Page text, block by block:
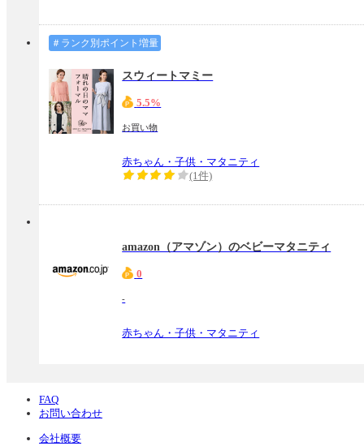
＃ランク別ポイント増量
スウィートマミー
5.5%
お買い物
赤ちゃん・子供・マタニティ
(1件)
amazon（アマゾン）のベビーマタニティ
0
-
赤ちゃん・子供・マタニティ
FAQ
お問い合わせ
会社概要